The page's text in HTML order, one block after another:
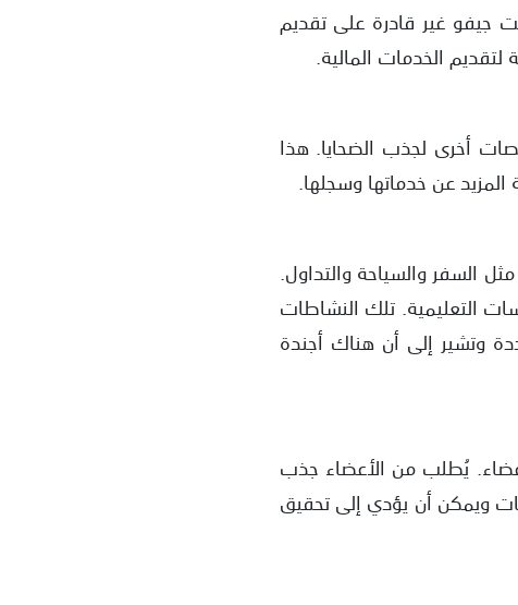
جيفو غير قادرة على تقديم
الخدمات المالية.
أخرى لجذب الضحايا. هذا
عن خدماتها وسجلها.
السفر والسياحة والتداول.
التعليمية. تلك النشاطات
وتشير إلى أن هناك أجندة
يُطلب من الأعضاء جذب
ويمكن أن يؤدي إلى تحقيق